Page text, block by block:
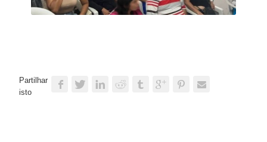
Partilhar
isto